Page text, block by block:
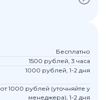
Бесплатно
1500 рублей, 3 часа
1000 рублей, 1-2 дня
от 1000 рублей (уточняйте у
менеджера), 1-2 дня